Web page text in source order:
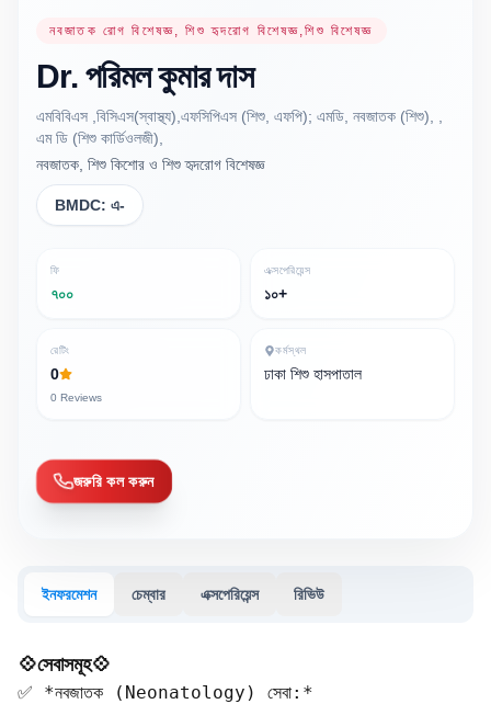
নবজাতক রোগ বিশেষজ্ঞ, শিশু হৃদরোগ বিশেষজ্ঞ,শিশু বিশেষজ্ঞ
Dr. পরিমল কুমার দাস
এমবিবিএস ,বিসিএস(স্বাস্থ্য),এফসিপিএস (শিশু, এফপি); এমডি, নবজাতক (শিশু), ,
এম ডি (শিশু কার্ডিওলজী),
নবজাতক, শিশু কিশোর ও শিশু হৃদরোগ বিশেষজ্ঞ
BMDC: এ-
ফি
৭০০
এক্সপেরিয়েন্স
১০+
রেটিং
0
0 Reviews
কর্মস্থল
ঢাকা শিশু হাসপাতাল
জরুরি কল করুন
ইনফরমেশন চেম্বার এক্সপেরিয়েন্স রিভিউ
💠সেবাসমূহ💠
✅ *নবজাতক (Neonatology) সেবা:*